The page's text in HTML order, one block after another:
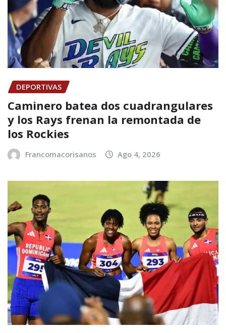
DEPORTIVAS
Caminero batea dos cuadrangulares
y los Rays frenan la remontada de
los Rockies
Francomacorisanos Ago 4, 2026